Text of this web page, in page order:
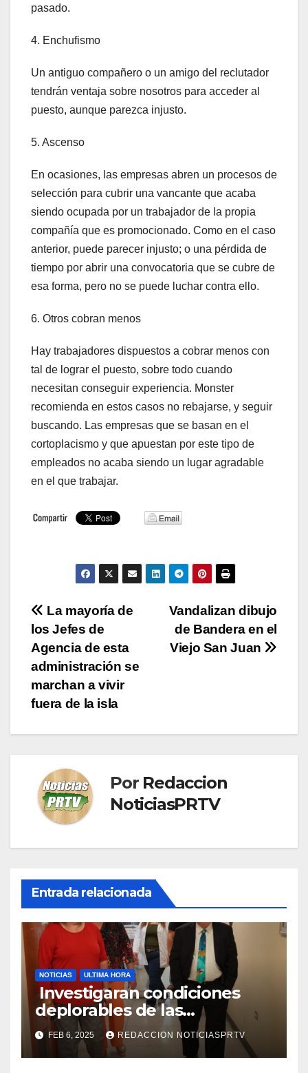
pasado.
4. Enchufismo
Un antiguo compañero o un amigo del reclutador
tendrán ventaja sobre nosotros para acceder al
puesto, aunque parezca injusto.
5. Ascenso
En ocasiones, las empresas abren un procesos de
selección para cubrir una vancante que acaba
siendo ocupada por un trabajador de la propia
compañía que es promocionado. Como en el caso
anterior, puede parecer injusto; o una pérdida de
tiempo por abrir una convocatoria que se cubre de
esa forma, pero no se puede luchar contra ello.
6. Otros cobran menos
Hay trabajadores dispuestos a cobrar menos con
tal de lograr el puesto, sobre todo cuando
necesitan conseguir experiencia. Monster
recomienda en estos casos no rebajarse, y seguir
buscando. Las empresas que se basan en el
cortoplacismo y que apuestan por este tipo de
empleados no acaba siendo un lugar agradable
en el que trabajar.
Navegación
de
entradas
Vandalizan dibujo
de Bandera en el
Viejo San Juan
La mayoría de
los Jefes de
Agencia de esta
administración se
marchan a vivir
fuera de la isla
Por Redaccion
NoticiasPRTV
Entrada relacionada
NOTICIAS ULTIMA HORA
Investigaran condiciones
deplorables de las
facilidades el Departamento
de la Salud en Mayagüez
FEB 6, 2025 REDACCION NOTICIASPRTV